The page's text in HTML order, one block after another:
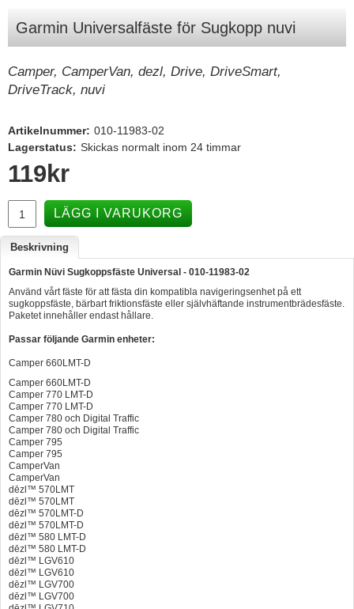
Yanmar Servicedelar
Mercury Servicedelar
Lowrance
Humminbird
B&G
Båttillbehör
Hummertina
Varta - Batterier
Webasto - Dieselvärmare
Kamasa Tools - Verktyg
Calix - Packline - Takboxar
Thule - Takboxar
Thule - Lasthållare
LAGERRENSING
Begagnade Motorer & Båtar
Garmin Universalfäste för Sugkopp nuvi
Camper, CamperVan, dezl, Drive, DriveSmart,
DriveTrack, nuvi
Artikelnummer: 010-11983-02
Lagerstatus: Skickas normalt inom 24 timmar
119 kr
LÄGG I VARUKORG
Beskrivning
Garmin Nüvi Sugkoppsfäste Universal - 010-11983-02
Använd vårt fäste för att fästa din kompatibla navigeringsenhet på ett
sugkoppsfäste, bärbart friktionsfäste eller självhäftande instrumentbrädesfäste.
Paketet innehåller endast hållare.
Passar följande Garmin enheter:
Camper 660LMT-D
Camper 660LMT-D
Camper 770 LMT-D
Camper 770 LMT-D
Camper 780 och Digital Traffic
Camper 780 och Digital Traffic
Camper 795
Camper 795
CamperVan
CamperVan
dēzl™ 570LMT
dēzl™ 570LMT
dēzl™ 570LMT-D
dēzl™ 570LMT-D
dēzl™ 580 LMT-D
dēzl™ 580 LMT-D
dēzl™ LGV610
dēzl™ LGV610
dēzl™ LGV700
dēzl™ LGV700